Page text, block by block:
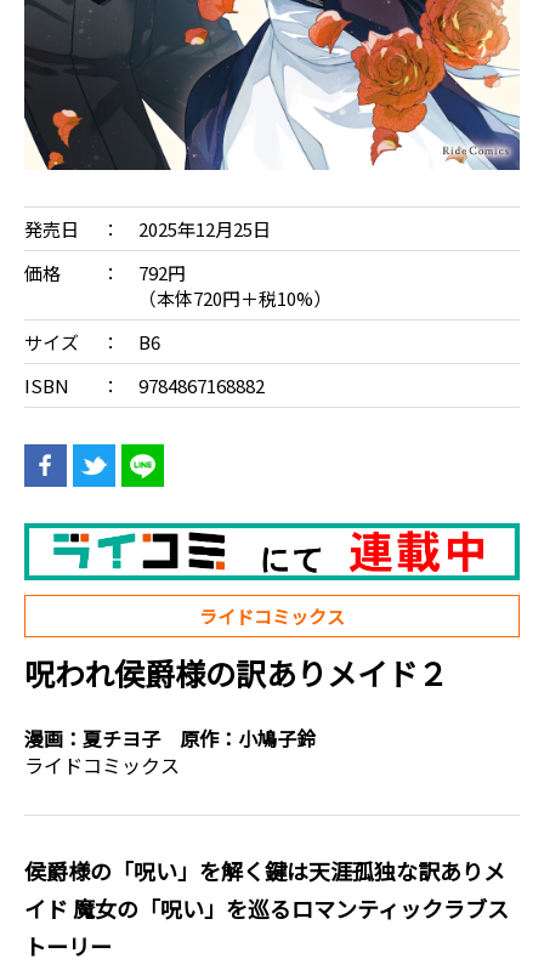
発売日
2025年12月25日
価格
792円
（本体720円＋税10%）
サイズ
B6
ISBN
9784867168882
ライドコミックス
呪われ侯爵様の訳ありメイド２
漫画： 夏チヨ子 原作： 小鳩子鈴
ライドコミックス
侯爵様の「呪い」を解く鍵は天涯孤独な訳ありメ
イド―― 魔女の「呪い」を巡るロマンティックラブス
トーリー